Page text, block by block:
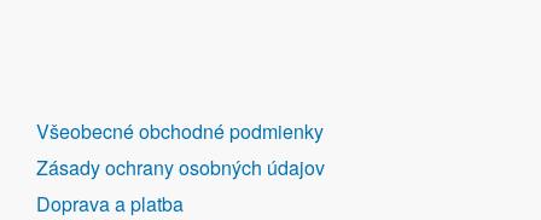
DALŠÍ
ODKAZY
Všeobecné obchodné podmienky
Zásady ochrany osobných údajov
Doprava a platba